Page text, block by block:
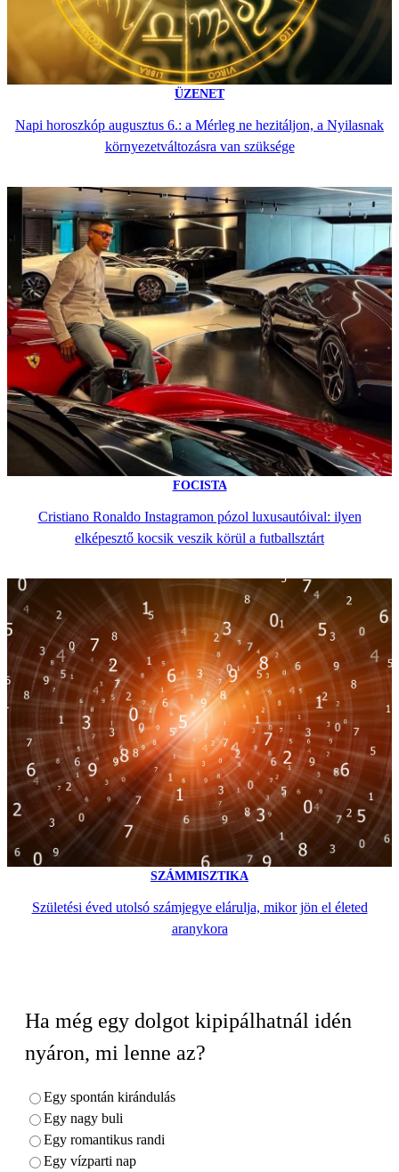
ÜZENET
Napi horoszkóp augusztus 6.: a Mérleg ne hezitáljon, a Nyilasnak
környezetváltozásra van szüksége
FOCISTA
Cristiano Ronaldo Instagramon pózol luxusautóival: ilyen
elképesztő kocsik veszik körül a futballsztárt
SZÁMMISZTIKA
Születési éved utolsó számjegye elárulja, mikor jön el életed
aranykora
Ha még egy dolgot kipipálhatnál idén
nyáron, mi lenne az?
Egy spontán kirándulás
Egy nagy buli
Egy romantikus randi
Egy vízparti nap